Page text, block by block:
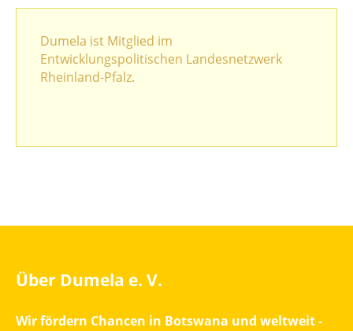
Dumela ist Mitglied im
Entwicklungspolitischen Landesnetzwerk
Rheinland-Pfalz.
Über Dumela e. V.
Wir fördern Chancen in Botswana und weltweit -